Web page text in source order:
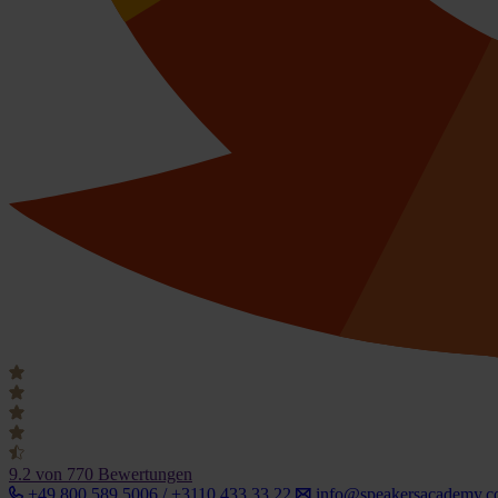
9.2 von 770 Bewertungen
+49 800 589 5006 / +3110 433 33 22